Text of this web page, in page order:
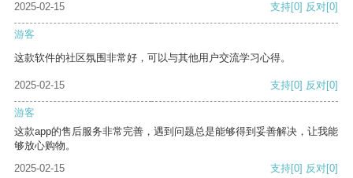
2025-02-15 支持[0] 反对[0]
游客
这款软件的社区氛围非常好，可以与其他用户交流学习心得。
2025-02-15 支持[0] 反对[0]
游客
这款app的售后服务非常完善，遇到问题总是能够得到妥善解决，让我能
够放心购物。
2025-02-15
支持[0] 反对[0]